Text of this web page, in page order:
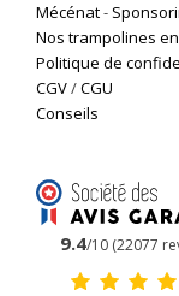
Mécénat-
Nos trampolines
Politique de
CGV/CGU
Conseils
9.4/10 (22077